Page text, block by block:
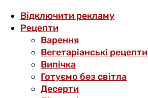
Відключити рекламу
Рецепти
Варення
Вегетаріанські рецепти
Випічка
Готуємо без світла
Десерти